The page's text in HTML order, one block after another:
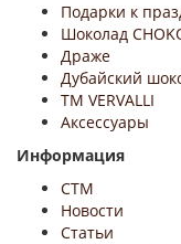
Подарки к
Шоколад
Драже
Дубайский
ТМ VERVALLI
Аксессуары
Информация
СТМ
Новости
Статьи